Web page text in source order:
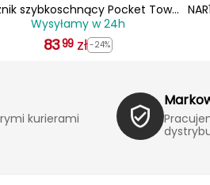
szybkoschnący Pocket Towel
Sea to Summit niebieski
Wysyłamy w 24h
8399 zł -24%
kurierami